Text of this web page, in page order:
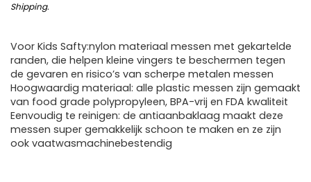
Shipping.
Voor Kids Safty:nylon materiaal messen met gekartelde
randen, die helpen kleine vingers te beschermen tegen
de gevaren en risico’s van scherpe metalen messen
Hoogwaardig materiaal: alle plastic messen zijn gemaakt
van food grade polypropyleen, BPA-vrij en FDA kwaliteit
Eenvoudig te reinigen: de antiaanbaklaag maakt deze
messen super gemakkelijk schoon te maken en ze zijn
ook vaatwasmachinebestendig